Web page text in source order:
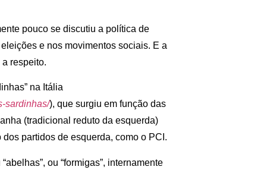
pouco se discutiu a política de
e nos movimentos sociais. E a
respeito.
na Itália
sardinhas/), que surgiu em função das
(tradicional reduto da esquerda)
partidos de esquerda, como o PCI.
ou “formigas”, internamente